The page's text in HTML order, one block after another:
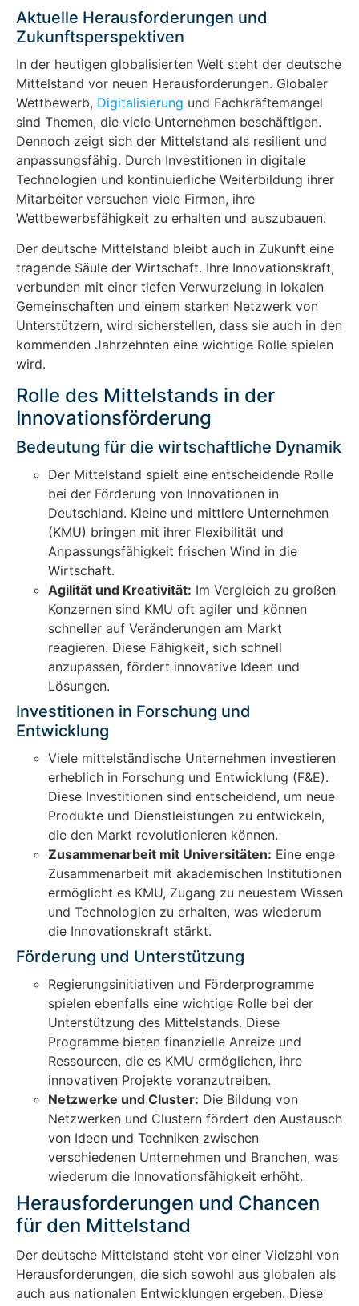
Aktuelle Herausforderungen und
Zukunftsperspektiven
In der heutigen globalisierten Welt steht der deutsche
Mittelstand vor neuen Herausforderungen. Globaler
Wettbewerb, Digitalisierung und Fachkräftemangel
sind Themen, die viele Unternehmen beschäftigen.
Dennoch zeigt sich der Mittelstand als resilient und
anpassungsfähig. Durch Investitionen in digitale
Technologien und kontinuierliche Weiterbildung ihrer
Mitarbeiter versuchen viele Firmen, ihre
Wettbewerbsfähigkeit zu erhalten und auszubauen.
Der deutsche Mittelstand bleibt auch in Zukunft eine
tragende Säule der Wirtschaft. Ihre Innovationskraft,
verbunden mit einer tiefen Verwurzelung in lokalen
Gemeinschaften und einem starken Netzwerk von
Unterstützern, wird sicherstellen, dass sie auch in den
kommenden Jahrzehnten eine wichtige Rolle spielen
wird.
Rolle des Mittelstands in der
Innovationsförderung
Bedeutung für die wirtschaftliche Dynamik
Der Mittelstand spielt eine entscheidende Rolle
bei der Förderung von Innovationen in
Deutschland. Kleine und mittlere Unternehmen
(KMU) bringen mit ihrer Flexibilität und
Anpassungsfähigkeit frischen Wind in die
Wirtschaft.
Agilität und Kreativität: Im Vergleich zu großen
Konzernen sind KMU oft agiler und können
schneller auf Veränderungen am Markt
reagieren. Diese Fähigkeit, sich schnell
anzupassen, fördert innovative Ideen und
Lösungen.
Investitionen in Forschung und
Entwicklung
Viele mittelständische Unternehmen investieren
erheblich in Forschung und Entwicklung (F&E).
Diese Investitionen sind entscheidend, um neue
Produkte und Dienstleistungen zu entwickeln,
die den Markt revolutionieren können.
Zusammenarbeit mit Universitäten: Eine enge
Zusammenarbeit mit akademischen Institutionen
ermöglicht es KMU, Zugang zu neuestem Wissen
und Technologien zu erhalten, was wiederum
die Innovationskraft stärkt.
Förderung und Unterstützung
Regierungsinitiativen und Förderprogramme
spielen ebenfalls eine wichtige Rolle bei der
Unterstützung des Mittelstands. Diese
Programme bieten finanzielle Anreize und
Ressourcen, die es KMU ermöglichen, ihre
innovativen Projekte voranzutreiben.
Netzwerke und Cluster: Die Bildung von
Netzwerken und Clustern fördert den Austausch
von Ideen und Techniken zwischen
verschiedenen Unternehmen und Branchen, was
wiederum die Innovationsfähigkeit erhöht.
Herausforderungen und Chancen
für den Mittelstand
Der deutsche Mittelstand steht vor einer Vielzahl von
Herausforderungen, die sich sowohl aus globalen als
auch aus nationalen Entwicklungen ergeben. Diese